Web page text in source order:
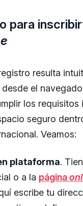
para
resulta
el
los requisitos
seguro
Veamos:
plataforma.
o a la página
escribe tu